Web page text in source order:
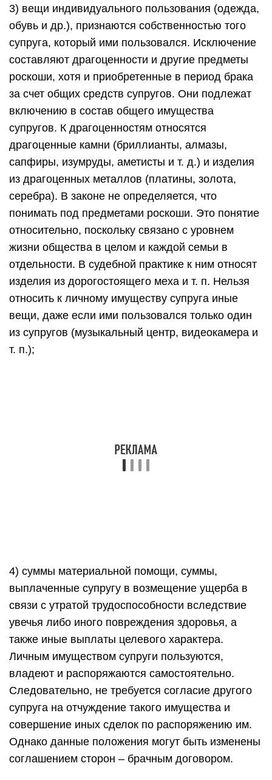
3) вещи индивидуального пользования (одежда,
обувь и др.), признаются собственностью того
супруга, который ими пользовался. Исключение
составляют драгоценности и другие предметы
роскоши, хотя и приобретенные в период брака
за счет общих средств супругов. Они подлежат
включению в состав общего имущества
супругов. К драгоценностям относятся
драгоценные камни (бриллианты, алмазы,
сапфиры, изумруды, аметисты и т. д.) и изделия
из драгоценных металлов (платины, золота,
серебра). В законе не определяется, что
понимать под предметами роскоши. Это понятие
относительно, поскольку связано с уровнем
жизни общества в целом и каждой семьи в
отдельности. В судебной практике к ним относят
изделия из дорогостоящего меха и т. п. Нельзя
относить к личному имуществу супруга иные
вещи, даже если ими пользовался только один
из супругов (музыкальный центр, видеокамера и
т. п.);
4) суммы материальной помощи, суммы,
выплаченные супругу в возмещение ущерба в
связи с утратой трудоспособности вследствие
увечья либо иного повреждения здоровья, а
также иные выплаты целевого характера.
Личным имуществом супруги пользуются,
владеют и распоряжаются самостоятельно.
Следовательно, не требуется согласие другого
супруга на отчуждение такого имущества и
совершение иных сделок по распоряжению им.
Однако данные положения могут быть изменены
соглашением сторон – брачным договором.